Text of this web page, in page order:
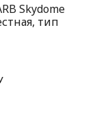
Skydome
тип